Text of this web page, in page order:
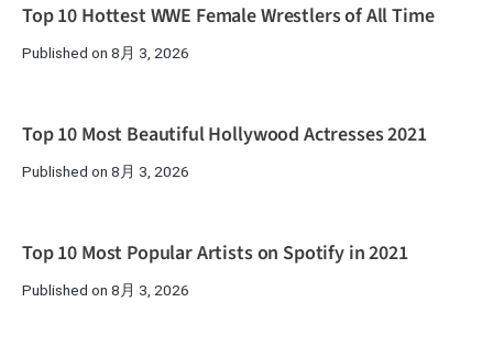
Top 10 Hottest WWE Female Wrestlers of All Time
Published on 8月 3, 2026
Top 10 Most Beautiful Hollywood Actresses 2021
Published on 8月 3, 2026
Top 10 Most Popular Artists on Spotify in 2021
Published on 8月 3, 2026